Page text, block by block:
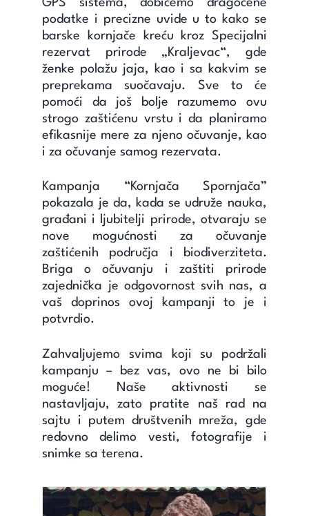
GPS sistema, dobićemo dragocene
podatke i precizne uvide u to kako se
barske kornjače kreću kroz Specijalni
rezervat prirode „Kraljevac“, gde
ženke polažu jaja, kao i sa kakvim se
preprekama suočavaju. Sve to će
pomoći da još bolje razumemo ovu
strogo zaštićenu vrstu i da planiramo
efikasnije mere za njeno očuvanje, kao
i za očuvanje samog rezervata.
Kampanja “Kornjača Spornjača”
pokazala je da, kada se udruže nauka,
građani i ljubitelji prirode, otvaraju se
nove mogućnosti za očuvanje
zaštićenih područja i biodiverziteta.
Briga o očuvanju i zaštiti prirode
zajednička je odgovornost svih nas, a
vaš doprinos ovoj kampanji to je i
potvrdio.
Zahvaljujemo svima koji su podržali
kampanju – bez vas, ovo ne bi bilo
moguće! Naše aktivnosti se
nastavljaju, zato pratite naš rad na
sajtu i putem društvenih mreža, gde
redovno delimo vesti, fotografije i
snimke sa terena.